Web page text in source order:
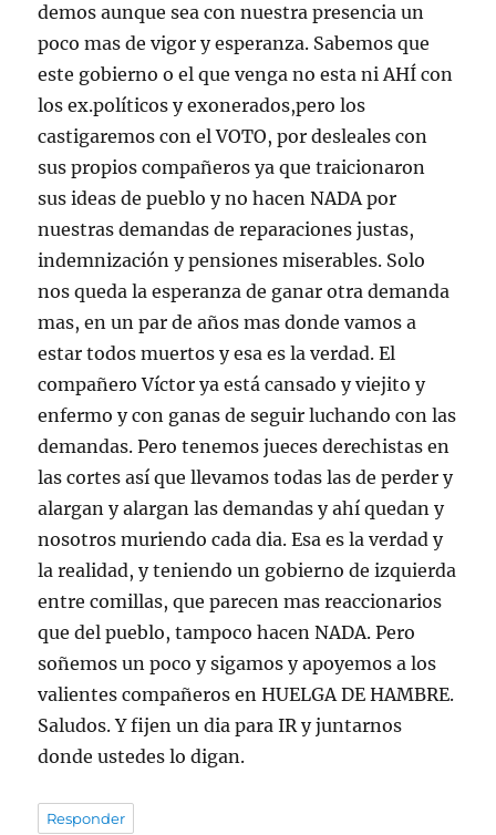
demos aunque sea con nuestra presencia un
poco mas de vigor y esperanza. Sabemos que
este gobierno o el que venga no esta ni AHÍ con
los ex.políticos y exonerados,pero los
castigaremos con el VOTO, por desleales con
sus propios compañeros ya que traicionaron
sus ideas de pueblo y no hacen NADA por
nuestras demandas de reparaciones justas,
indemnización y pensiones miserables. Solo
nos queda la esperanza de ganar otra demanda
mas, en un par de años mas donde vamos a
estar todos muertos y esa es la verdad. El
compañero Víctor ya está cansado y viejito y
enfermo y con ganas de seguir luchando con las
demandas. Pero tenemos jueces derechistas en
las cortes así que llevamos todas las de perder y
alargan y alargan las demandas y ahí quedan y
nosotros muriendo cada dia. Esa es la verdad y
la realidad, y teniendo un gobierno de izquierda
entre comillas, que parecen mas reaccionarios
que del pueblo, tampoco hacen NADA. Pero
soñemos un poco y sigamos y apoyemos a los
valientes compañeros en HUELGA DE HAMBRE.
Saludos. Y fijen un dia para IR y juntarnos
donde ustedes lo digan.
Responder